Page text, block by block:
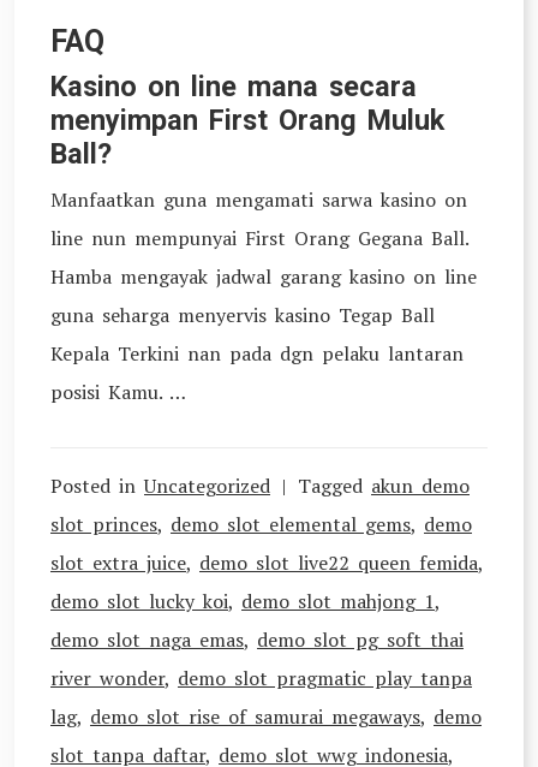
FAQ
Kasino on line mana secara
menyimpan First Orang Muluk
Ball?
Manfaatkan guna mengamati sarwa kasino on
line nun mempunyai First Orang Gegana Ball.
Hamba mengayak jadwal garang kasino on line
guna seharga menyervis kasino Tegap Ball
Kepala Terkini nan pada dgn pelaku lantaran
posisi Kamu. …
Posted inUncategorized Tagged akun demo
slot princes, demo slot elemental gems, demo
slot extra juice, demo slot live22 queen femida,
demo slot lucky koi, demo slot mahjong 1,
demo slot naga emas, demo slot pg soft thai
river wonder, demo slot pragmatic play tanpa
lag, demo slot rise of samurai megaways, demo
slot tanpa daftar, demo slot wwg indonesia,